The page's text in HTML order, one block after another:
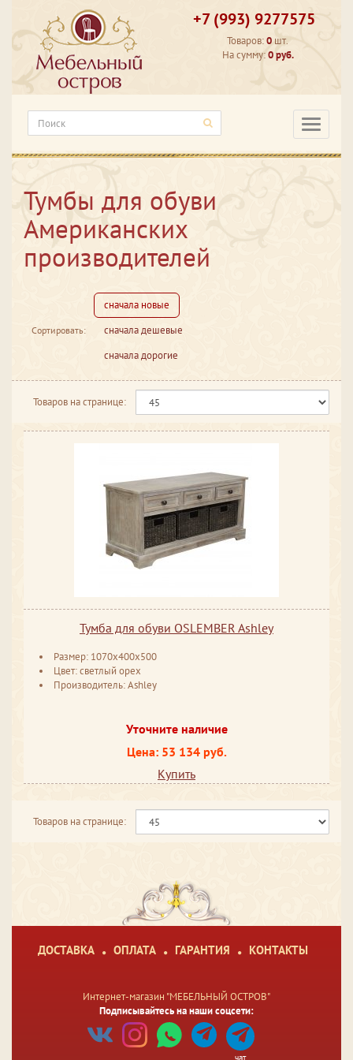
+7 (993) 9277575
Товаров:0 шт.
На сумму:0 руб.
Тумбы для обуви
Американских
производителей
Сортировать:
сначала новые
сначала дешевые
сначала дорогие
Товаров на странице:
Тумба для обуви OSLEMBER Ashley
Размер: 1070x400x500
Цвет: светлый орех
Производитель: Ashley
Уточните наличие
Цена: 53 134 руб.
Купить
Товаров на странице:
ДОСТАВКА ОПЛАТА ГАРАНТИЯ КОНТАКТЫ
Интернет-магазин "МЕБЕЛЬНЫЙ ОСТРОВ"
Подписывайтесь на наши соцсети:
чат